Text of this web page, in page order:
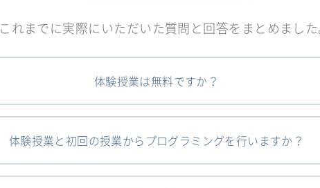
これまでに実際にいただいた質問と回答をまとめまし
体験授業は無料ですか？
体験授業と初回の授業からプログラミングを行いますか？